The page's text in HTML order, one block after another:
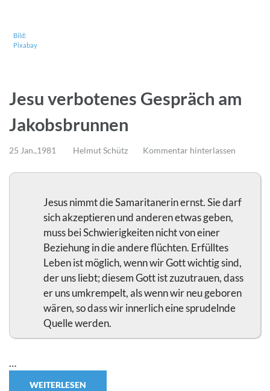
Bild:
Pixabay
Jesu verbotenes Gespräch am
Jakobsbrunnen
25 Jan.,1981 Helmut Schütz Kommentar hinterlassen
Jesus nimmt die Samaritanerin ernst. Sie darf
sich akzeptieren und anderen etwas geben,
muss bei Schwierigkeiten nicht von einer
Beziehung in die andere flüchten. Erfülltes
Leben ist möglich, wenn wir Gott wichtig sind,
der uns liebt; diesem Gott ist zuzutrauen, dass
er uns umkrempelt, als wenn wir neu geboren
wären, so dass wir innerlich eine sprudelnde
Quelle werden.
…
WEITERLESEN